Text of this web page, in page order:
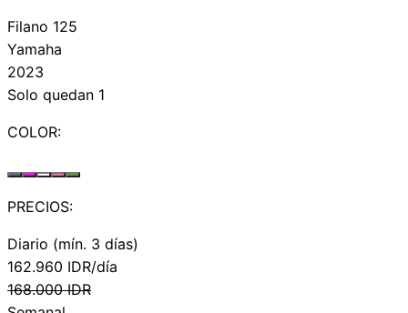
Filano 125
Yamaha
2023
Solo quedan 1
COLOR:
PRECIOS:
Diario (mín. 3 días)
162.960 IDR/día
168.000 IDR